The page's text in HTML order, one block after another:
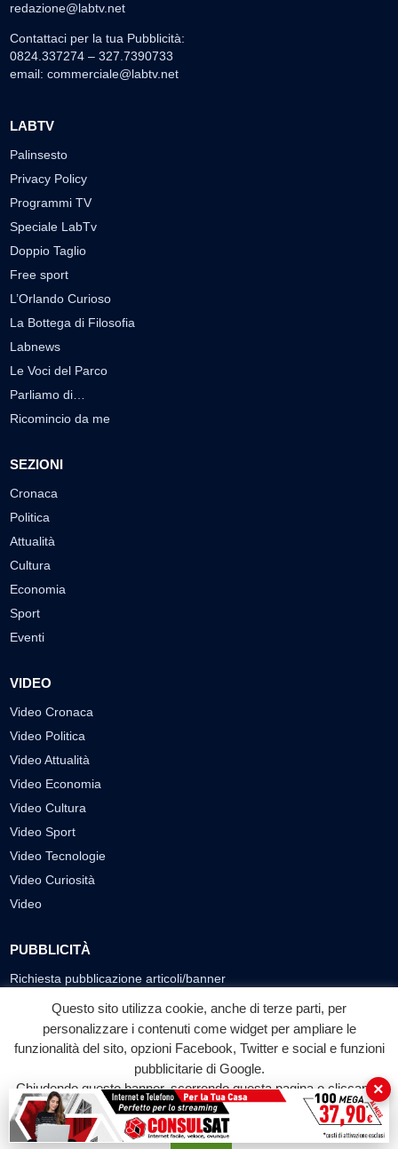
redazione@labtv.net
Contattaci per la tua Pubblicità:
0824.337274 – 327.7390733
email: commerciale@labtv.net
LABTV
Palinsesto
Privacy Policy
Programmi TV
Speciale LabTv
Doppio Taglio
Free sport
L’Orlando Curioso
La Bottega di Filosofia
Labnews
Le Voci del Parco
Parliamo di…
Ricomincio da me
SEZIONI
Cronaca
Politica
Attualità
Cultura
Economia
Sport
Eventi
VIDEO
Video Cronaca
Video Politica
Video Attualità
Video Economia
Video Cultura
Video Sport
Video Tecnologie
Video Curiosità
Video
PUBBLICITÀ
Richiesta pubblicazione articoli/banner
SEGUICI SUI SOCIAL
f
Facebook
◎ ▶
YouTube
© 2026 LABTV - Tutti i diritti riservati
Questo sito utilizza cookie, anche di terze parti, per
personalizzare i contenuti come widget per ampliare le
funzionalità del sito, opzioni Facebook, Twitter e social e funzioni
pubblicitarie di Google.
Chiudendo questo banner, scorrendo questa pagina o cliccando
su qualunque suo elemento acconsenti all'uso dei cookie.
Accetta
×